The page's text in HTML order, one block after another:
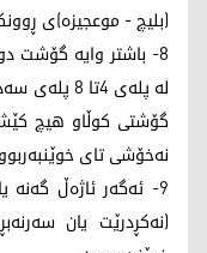
(بلیچ - موعجیزە)ی
8- باشتر وایە گۆشت
لە پلەی
گۆشتی کوڵاو هیچ
نەخۆشی تای
9- ئەگەر ئاژەڵ گەنە
(نەکڕدرێت یان